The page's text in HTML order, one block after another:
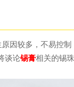
因较多，不易控
谈论锡膏相关的锡